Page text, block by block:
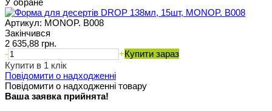
У обране
Артикул: MONOP. B008
Закінчився
2 635,88 грн.
-
+Купити зараз
Купити в 1 клік
Повідомити о надходженні
Повідомити о надходженні товару
Ваша заявка прийнята!